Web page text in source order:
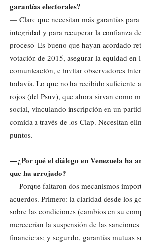
garantías electorales?
— Claro que necesitan más garantías
integridad y para recuperar la confianza
proceso. Es bueno que hayan acordado
votación de 2015, asegurar la equidad en
comunicación, e invitar observadores
todavía. Lo que no ha recibido suficiente
rojos (del Psuv), que ahora sirvan como
social, vinculando inscripción en un
comida a través de los Clap. Necesitan
puntos.
—¿Por qué el diálogo en Venezuela ha
que ha arrojado?
— Porque faltaron dos mecanismos
acuerdos. Primero: la claridad desde los
sobre las condiciones (cambios en su
merecerían la suspensión de las
financieras; y segundo, garantías mutuas